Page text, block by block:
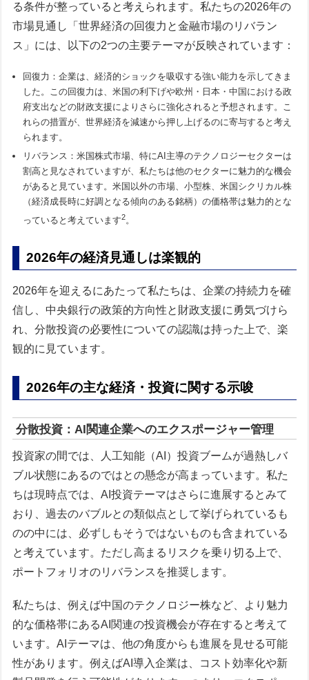
る条件が整っていると考えられます。私たちの2026年の
市場見通し「世界経済の回復力と金融市場のリバラン
ス」には、以下の2つの主要テーマが反映されています：
回復力：企業は、経済的ショックを吸収する強い能力を示してきま
した。この回復力は、米国の利下げや欧州・日本・中国における政
府支出などの財政支援によりさらに強化されると予想されます。こ
れらの措置が、世界経済を減速から押し上げるのに寄与すると考え
られます。
リバランス：米国株式市場、特にAI主導のテクノロジーセクターは
割高と見なされていますが、私たちは他のセクターに魅力的な機会
があると見ています。米国以外の市場、小型株、米国シクリカル株
（経済成長時に好調となる傾向のある銘柄）の価格帯は魅力的とな
っていると考えています2。
2026年の経済見通しは楽観的
2026年を迎えるにあたって私たちは、企業の持続力を確
信し、中央銀行の政策的方向性と財政支援に勇気づけら
れ、分散投資の必要性についての認識は持った上で、楽
観的に見ています。
2026年の主な経済・投資に関する示唆
分散投資：AI関連企業へのエクスポージャー管理
投資家の間では、人工知能（AI）投資ブームが過熱しバ
ブル状態にあるのではとの懸念が高まっています。私た
ちは現時点では、AI投資テーマはさらに進展するとみて
おり、過去のバブルとの類似点として挙げられているも
のの中には、必ずしもそうではないものも含まれている
と考えています。ただし高まるリスクを乗り切る上で、
ポートフォリオのリバランスを推奨します。
私たちは、例えば中国のテクノロジー株など、より魅力
的な価格帯にあるAI関連の投資機会が存在すると考えて
います。AIテーマは、他の角度からも進展を見せる可能
性があります。例えばAI導入企業は、コスト効率化や新